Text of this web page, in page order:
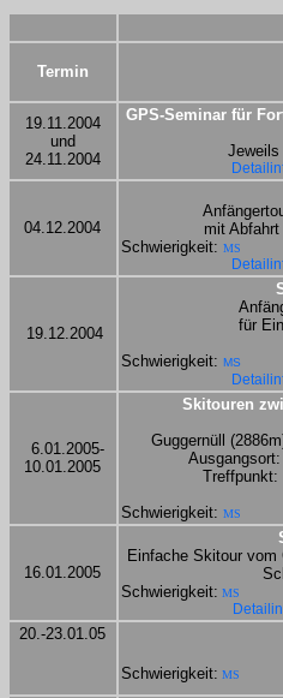
Termin
19.11.2004
und
24.11.2004
GPS-Seminar für
Jeweils
04.12.2004
mit
Schwierigkeit: MS
19.12.2004
für
Schwierigkeit: MS
6.01.2005-
10.01.2005
Skitouren
Guggernüll
Treffpunkt:
Schwierigkeit: MS
16.01.2005
Einfache Skitour
Schwierigkeit: MS
20.-23.01.05
Schwierigkeit: MS